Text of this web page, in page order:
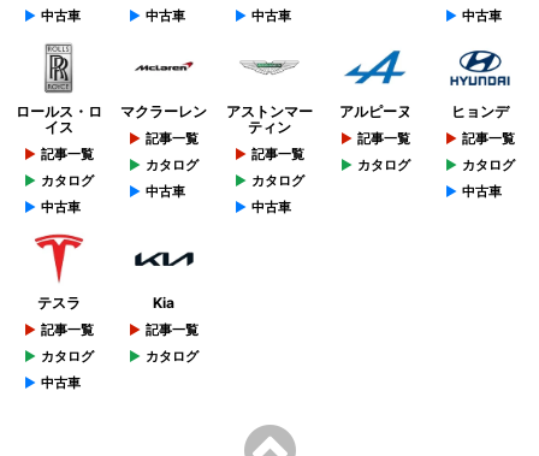
中古車
中古車
中古車
中古車
ロールス・ロ
イス
記事一覧
カタログ
中古車
マクラーレン
記事一覧
カタログ
中古車
アストンマー
ティン
記事一覧
カタログ
中古車
アルピーヌ
記事一覧
カタログ
ヒョンデ
記事一覧
カタログ
中古車
テスラ
記事一覧
カタログ
中古車
Kia
記事一覧
カタログ